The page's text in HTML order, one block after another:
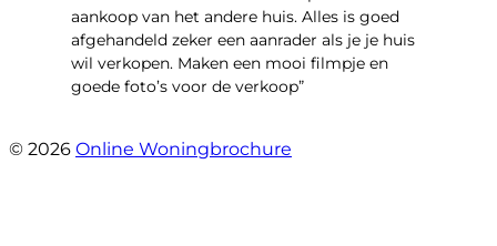
aankoop van het andere huis. Alles is goed
afgehandeld zeker een aanrader als je je huis
wil verkopen. Maken een mooi filmpje en
goede foto’s voor de verkoop”
© 2026 Online Woningbrochure